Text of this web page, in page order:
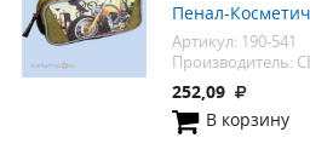
Пенал-
Артикул: 190-541
Производитель:
252,09
В корзину